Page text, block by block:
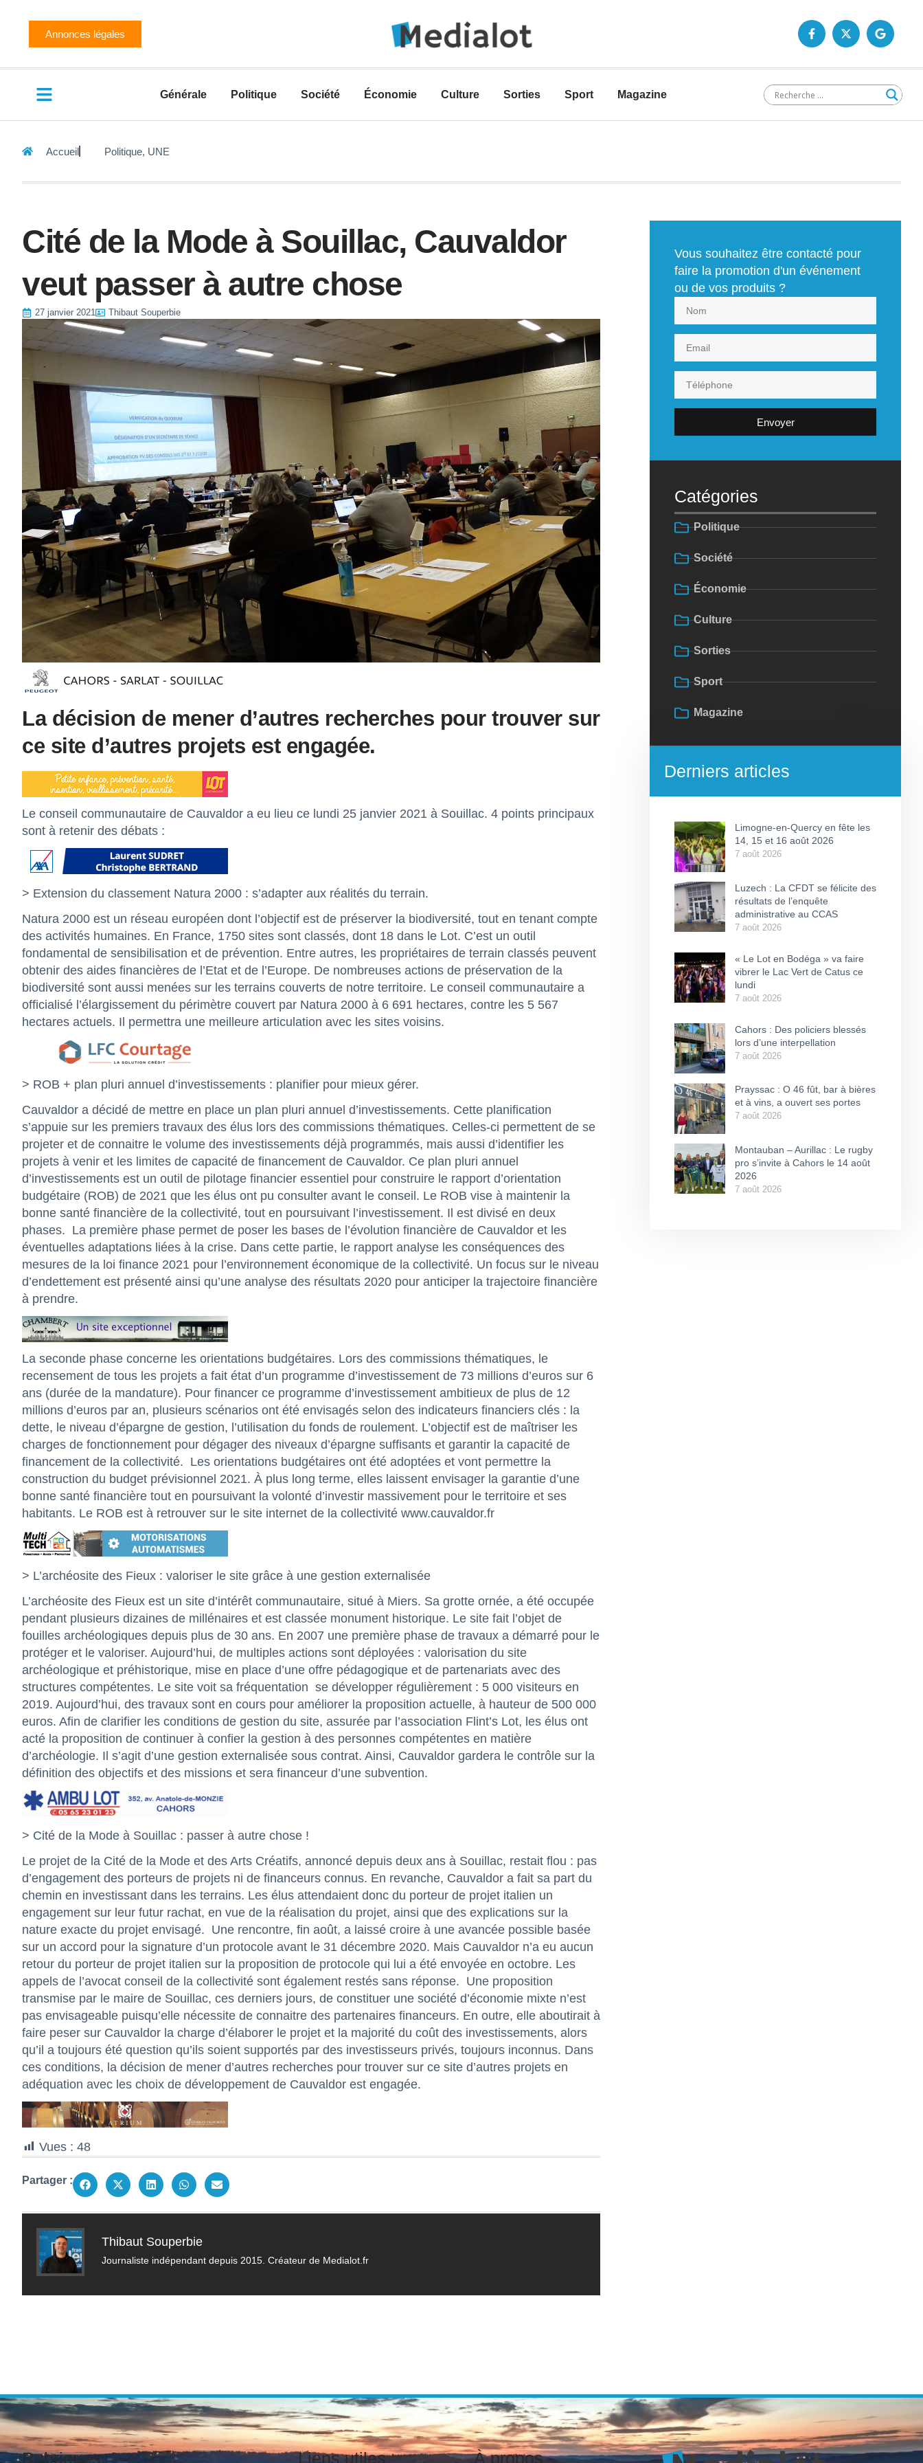
Annonces légales
Générale Politique Société Économie Culture Sorties Sport Magazine
Accueil Politique, UNE
Cité de la Mode à Souillac, Cauvaldor
veut passer à autre chose
27 janvier 2021 Thibaut Souperbie
La décision de mener d’autres recherches pour trouver sur
ce site d’autres projets est engagée.
Le conseil communautaire de Cauvaldor a eu lieu ce lundi 25 janvier 2021 à Souillac. 4 points principaux
sont à retenir des débats :
> Extension du classement Natura 2000 : s’adapter aux réalités du terrain.
Natura 2000 est un réseau européen dont l’objectif est de préserver la biodiversité, tout en tenant compte
des activités humaines. En France, 1750 sites sont classés, dont 18 dans le Lot. C’est un outil
fondamental de sensibilisation et de prévention. Entre autres, les propriétaires de terrain classés peuvent
obtenir des aides financières de l’Etat et de l’Europe. De nombreuses actions de préservation de la
biodiversité sont aussi menées sur les terrains couverts de notre territoire. Le conseil communautaire a
officialisé l’élargissement du périmètre couvert par Natura 2000 à 6 691 hectares, contre les 5 567
hectares actuels. Il permettra une meilleure articulation avec les sites voisins.
> ROB + plan pluri annuel d’investissements : planifier pour mieux gérer.
Cauvaldor a décidé de mettre en place un plan pluri annuel d’investissements. Cette planification
s’appuie sur les premiers travaux des élus lors des commissions thématiques. Celles-ci permettent de se
projeter et de connaitre le volume des investissements déjà programmés, mais aussi d’identifier les
projets à venir et les limites de capacité de financement de Cauvaldor. Ce plan pluri annuel
d’investissements est un outil de pilotage financier essentiel pour construire le rapport d’orientation
budgétaire (ROB) de 2021 que les élus ont pu consulter avant le conseil. Le ROB vise à maintenir la
bonne santé financière de la collectivité, tout en poursuivant l’investissement. Il est divisé en deux
phases. La première phase permet de poser les bases de l’évolution financière de Cauvaldor et les
éventuelles adaptations liées à la crise. Dans cette partie, le rapport analyse les conséquences des
mesures de la loi finance 2021 pour l’environnement économique de la collectivité. Un focus sur le niveau
d’endettement est présenté ainsi qu’une analyse des résultats 2020 pour anticiper la trajectoire financière
à prendre.
La seconde phase concerne les orientations budgétaires. Lors des commissions thématiques, le
recensement de tous les projets a fait état d’un programme d’investissement de 73 millions d’euros sur 6
ans (durée de la mandature). Pour financer ce programme d’investissement ambitieux de plus de 12
millions d’euros par an, plusieurs scénarios ont été envisagés selon des indicateurs financiers clés : la
dette, le niveau d’épargne de gestion, l’utilisation du fonds de roulement. L’objectif est de maîtriser les
charges de fonctionnement pour dégager des niveaux d’épargne suffisants et garantir la capacité de
financement de la collectivité. Les orientations budgétaires ont été adoptées et vont permettre la
construction du budget prévisionnel 2021. À plus long terme, elles laissent envisager la garantie d’une
bonne santé financière tout en poursuivant la volonté d’investir massivement pour le territoire et ses
habitants. Le ROB est à retrouver sur le site internet de la collectivité www.cauvaldor.fr
> L’archéosite des Fieux : valoriser le site grâce à une gestion externalisée
L’archéosite des Fieux est un site d’intérêt communautaire, situé à Miers. Sa grotte ornée, a été occupée
pendant plusieurs dizaines de millénaires et est classée monument historique. Le site fait l’objet de
fouilles archéologiques depuis plus de 30 ans. En 2007 une première phase de travaux a démarré pour le
protéger et le valoriser. Aujourd’hui, de multiples actions sont déployées : valorisation du site
archéologique et préhistorique, mise en place d’une offre pédagogique et de partenariats avec des
structures compétentes. Le site voit sa fréquentation se développer régulièrement : 5 000 visiteurs en
2019. Aujourd’hui, des travaux sont en cours pour améliorer la proposition actuelle, à hauteur de 500 000
euros. Afin de clarifier les conditions de gestion du site, assurée par l’association Flint’s Lot, les élus ont
acté la proposition de continuer à confier la gestion à des personnes compétentes en matière
d’archéologie. Il s’agit d’une gestion externalisée sous contrat. Ainsi, Cauvaldor gardera le contrôle sur la
définition des objectifs et des missions et sera financeur d’une subvention.
> Cité de la Mode à Souillac : passer à autre chose !
Le projet de la Cité de la Mode et des Arts Créatifs, annoncé depuis deux ans à Souillac, restait flou : pas
d’engagement des porteurs de projets ni de financeurs connus. En revanche, Cauvaldor a fait sa part du
chemin en investissant dans les terrains. Les élus attendaient donc du porteur de projet italien un
engagement sur leur futur rachat, en vue de la réalisation du projet, ainsi que des explications sur la
nature exacte du projet envisagé. Une rencontre, fin août, a laissé croire à une avancée possible basée
sur un accord pour la signature d’un protocole avant le 31 décembre 2020. Mais Cauvaldor n’a eu aucun
retour du porteur de projet italien sur la proposition de protocole qui lui a été envoyée en octobre. Les
appels de l’avocat conseil de la collectivité sont également restés sans réponse. Une proposition
transmise par le maire de Souillac, ces derniers jours, de constituer une société d’économie mixte n’est
pas envisageable puisqu’elle nécessite de connaitre des partenaires financeurs. En outre, elle aboutirait à
faire peser sur Cauvaldor la charge d’élaborer le projet et la majorité du coût des investissements, alors
qu’il a toujours été question qu’ils soient supportés par des investisseurs privés, toujours inconnus. Dans
ces conditions, la décision de mener d’autres recherches pour trouver sur ce site d’autres projets en
adéquation avec les choix de développement de Cauvaldor est engagée.
Vues : 48
Partager :
Thibaut Souperbie
Journaliste indépendant depuis 2015. Créateur de Medialot.fr
Vous souhaitez être contacté pour
faire la promotion d'un événement
ou de vos produits ?
Envoyer
Catégories
Politique
Société
Économie
Culture
Sorties
Sport
Magazine
Derniers articles
Limogne-en-Quercy en fête les
14, 15 et 16 août 2026
7 août 2026
Luzech : La CFDT se félicite des
résultats de l’enquête
administrative au CCAS
7 août 2026
« Le Lot en Bodéga » va faire
vibrer le Lac Vert de Catus ce
lundi
7 août 2026
Cahors : Des policiers blessés
lors d’une interpellation
7 août 2026
Prayssac : O 46 fût, bar à bières
et à vins, a ouvert ses portes
7 août 2026
Montauban – Aurillac : Le rugby
pro s’invite à Cahors le 14 août
2026
7 août 2026
Rubriques Liens utiles À propos